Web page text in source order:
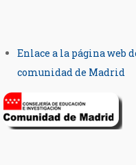
Enlace a la página web
comunidad de Madrid